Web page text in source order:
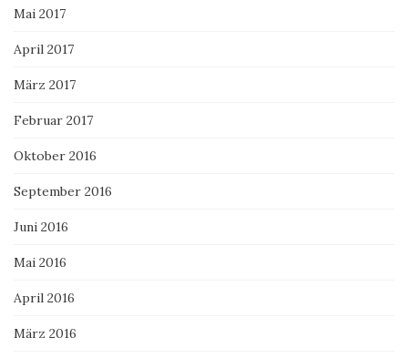
Mai 2017
April 2017
März 2017
Februar 2017
Oktober 2016
September 2016
Juni 2016
Mai 2016
April 2016
März 2016